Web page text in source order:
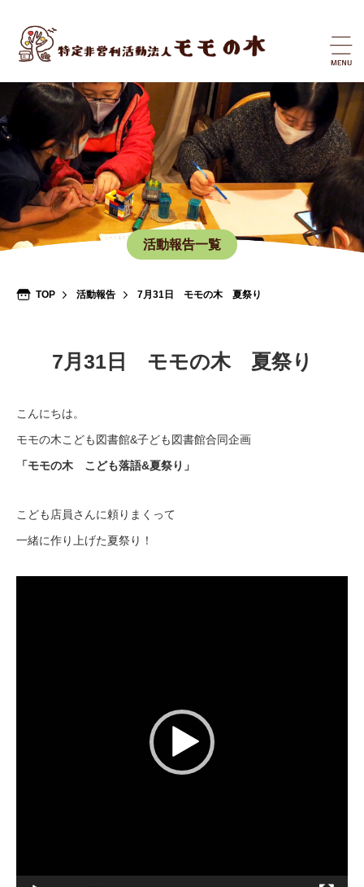
活動報告一覧
TOP 活動報告 7月31日 モモの木 夏祭り
7月31日 モモの木 夏祭り
こんにちは。
モモの木こども図書館&子ども図書館合同企画
「モモの木 こども落語&夏祭り」
こども店員さんに頼りまくって
一緒に作り上げた夏祭り！